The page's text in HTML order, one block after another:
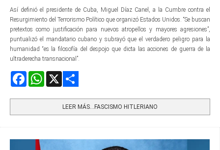
Así definió el presidente de Cuba, Miguel Díaz Canel, a la Cumbre contra el
Resurgimiento del Terrorismo Político que organizó Estados Unidos. “Se buscan
pretextos como justificación para nuevos atropellos y mayores agresiones”,
puntualizó el mandatario cubano y subrayó que el verdadero peligro para la
humanidad “es la filosofía del despojo que dicta las acciones de guerra de la
ultraderecha transnacional”.
FacebookWhatsApp
LEER MÁS…FASCISMO HITLERIANO